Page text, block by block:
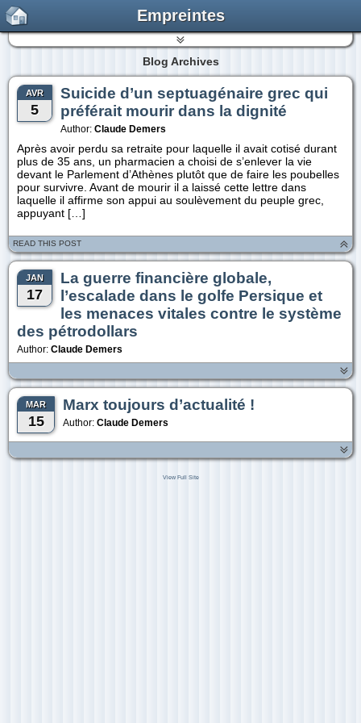
Empreintes
Blog Archives
AVR
5
Suicide d’un septuagénaire grec qui
préférait mourir dans la dignité
Author: Claude Demers
Après avoir perdu sa retraite pour laquelle il avait cotisé durant
plus de 35 ans, un pharmacien a choisi de s’enlever la vie
devant le Parlement d’Athènes plutôt que de faire les poubelles
pour survivre. Avant de mourir il a laissé cette lettre dans
laquelle il affirme son appui au soulèvement du peuple grec,
appuyant […]
READ THIS POST
JAN
17
La guerre financière globale,
l’escalade dans le golfe Persique et
les menaces vitales contre le système
des pétrodollars
Author: Claude Demers
MAR
15
Marx toujours d’actualité !
Author: Claude Demers
View Full Site